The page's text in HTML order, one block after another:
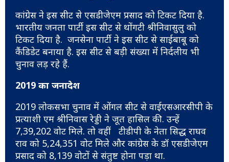
कांग्रेस ने इस सीट से एसडीजेएम प्रसाद को टिकट दिया है.
भारतीय जनता पार्टी इस सीट से थोंगटी श्रीनिवासुलु को
टिकट दिया है. जनसेना पार्टी ने इस सीट से साईबाबू को
कैंडिडेट बनाया है. इस सीट से बड़ी संख्या में निर्दलीय भी
चुनाव लड़ रहे हैं.
2019 का जनादेश
2019 लोकसभा चुनाव में ओंगल सीट से वाईएसआरसीपी के
प्रत्याशी एम श्रीनिवास रेड्डी ने जूत हासिल की. उन्हें
7,39,202 वोट मिले. तो वहीं टीडीपी के नेता सिद्ध राघव
राव को 5,24,351 वोट मिले और कांग्रेस के डॉ एसडीजेएम
प्रसाद को 8,139 वोटों से संतुष्ट होना पड़ा था.